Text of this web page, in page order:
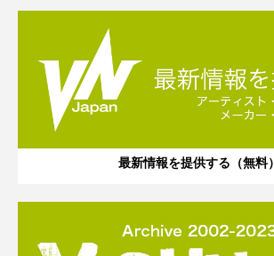
最新情報を提供する（無料）